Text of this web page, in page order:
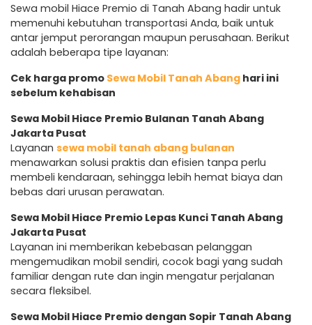
Sewa mobil Hiace Premio di Tanah Abang hadir untuk
memenuhi kebutuhan transportasi Anda, baik untuk
antar jemput perorangan maupun perusahaan. Berikut
adalah beberapa tipe layanan:
Cek harga promo Sewa Mobil Tanah Abang hari ini
sebelum kehabisan
Sewa Mobil Hiace Premio Bulanan Tanah Abang
Jakarta Pusat
Layanan sewa mobil tanah abang bulanan
menawarkan solusi praktis dan efisien tanpa perlu
membeli kendaraan, sehingga lebih hemat biaya dan
bebas dari urusan perawatan.
Sewa Mobil Hiace Premio Lepas Kunci Tanah Abang
Jakarta Pusat
Layanan ini memberikan kebebasan pelanggan
mengemudikan mobil sendiri, cocok bagi yang sudah
familiar dengan rute dan ingin mengatur perjalanan
secara fleksibel.
Sewa Mobil Hiace Premio dengan Sopir Tanah Abang